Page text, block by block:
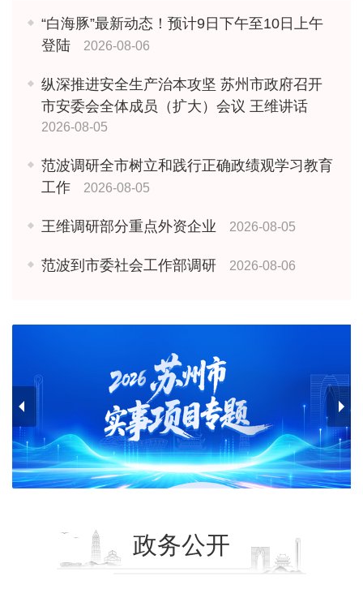
“白海豚”最新动态！预计9日下午至10日上午
登陆
2026-08-06
纵深推进安全生产治本攻坚 苏州市政府召开
市安委会全体成员（扩大）会议 王维讲话
2026-08-05
范波调研全市树立和践行正确政绩观学习教育
工作
2026-08-05
王维调研部分重点外资企业 2026-08-05
范波到市委社会工作部调研 2026-08-06
政务公开